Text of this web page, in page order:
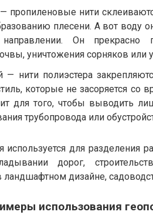
пропиленовые нити
плесени. А вот воду
направлении. Он прекрасно
уничтожения сорняков или
— нити полиэстера
которые не засоряется со
для того, чтобы выводить
трубопровода или
используется для разделения
дорог,
дизайне,
использования